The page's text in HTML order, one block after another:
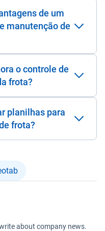
de um
manutenção de
o controle de
frota?
planilhas para
frota?
about company news.